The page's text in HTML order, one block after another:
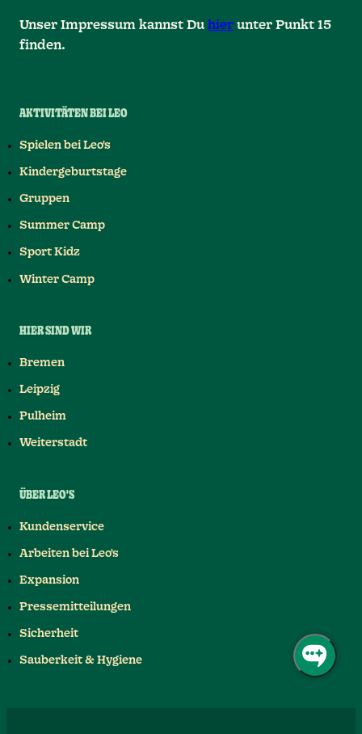
Unser Impressum kannst Du hier unter Punkt 15
finden.
AKTIVITÄTEN BEI LEO
Spielen bei Leo's
Kindergeburtstage
Gruppen
Summer Camp
Sport Kidz
Winter Camp
HIER SIND WIR
Bremen
Leipzig
Pulheim
Weiterstadt
ÜBER LEO'S
Kundenservice
Arbeiten bei Leo's
Expansion
Pressemitteilungen
Sicherheit
Sauberkeit & Hygiene